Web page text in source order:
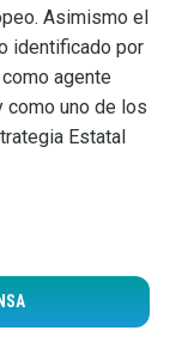
Asimismo el
identificado por
agente
como uno de los
Estatal